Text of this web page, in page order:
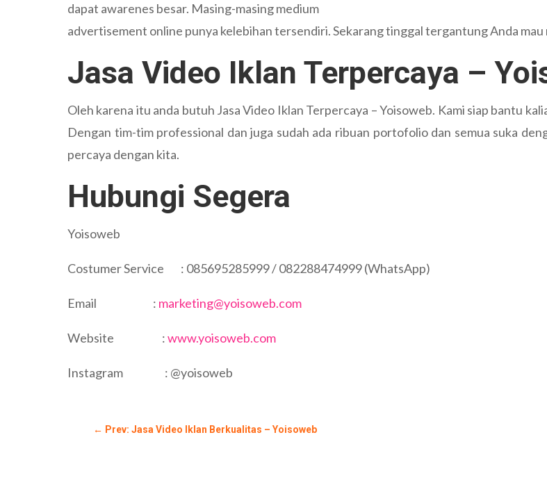
dapat awarenes besar. Masing-masing medium
advertisement online punya kelebihan tersendiri. Sekarang tinggal tergantung Anda mau
Jasa Video Iklan Terpercaya –
Oleh karena itu anda butuh Jasa Video Iklan Terpercaya – Yoisoweb. Kami siap bantu
Dengan tim-tim professional dan juga sudah ada ribuan portofolio dan semua suka
percaya dengan kita.
Hubungi Segera
Yoisoweb
Costumer Service : 085695285999 / 082288474999 (WhatsApp)
Email : marketing@yoisoweb.com
Website :www.yoisoweb.com
Instagram : @yoisoweb
← Prev: Jasa Video Iklan Berkualitas – Yoisoweb